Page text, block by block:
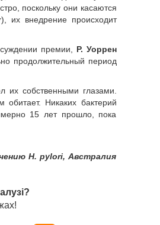
поскольку они касаются
), их внедрение происходит
премии, Р. Уоррен
продолжительный период
их собственными глазами.
обитает. Никаких бактерий
15 лет прошло, пока
H. pylori, Австралия